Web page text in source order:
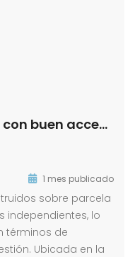
Naves en amplio terreno con buen acceso
1 mes publicado
sobre parcela
independientes, lo
términos de
Ubicada en la